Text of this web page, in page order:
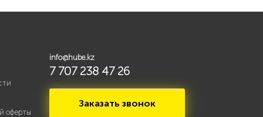
оферты
info@hube.kz
7 707 238 47 26
Заказать звонок